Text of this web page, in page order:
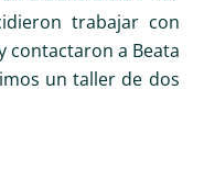
trabajar con
contactaron a Beata
un taller de dos